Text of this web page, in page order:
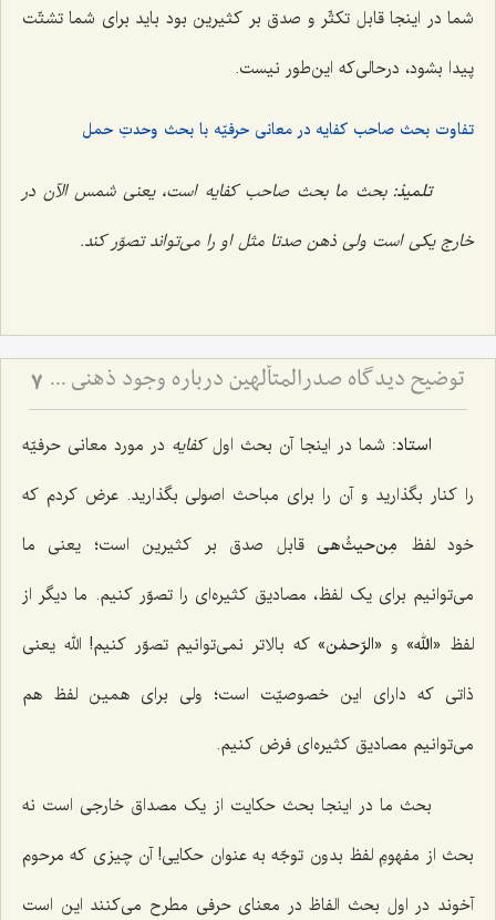
شما در اینجا قابل تکثّر و صدق بر کثیرین بود باید برای شما تشتّت
پیدا بشود، درحالی‌که این‌طور نیست.
تفاوت بحث صاحب کفایه در معانی حرفیّه با بحث وحدتِ حمل
تلمیذ:بحث ما بحث صاحبکفایه است، یعنی شمس الآن در
خارج یکی است ولی ذهن صدتا مثل او را می‌تواند تصوّر کند.
توضیح دیدگاه صدرالمتألهین درباره وجود ذهنی - نسبت حمل اولی ذاتی و حمل شایع در حل اشکال جزئی و کلی 7
استاد: شما در اینجا آن بحث اولکفایه در مورد معانی حرفیّه
را کنار بگذارید و آن را برای مباحث اصولی بگذارید. عرض کردم که
خود لفظ مِن‌حیثُ‌هی قابل صدق بر کثیرین است؛ یعنی ما
می‌توانیم برای یک لفظ، مصادیق کثیره‌ای را تصوّر کنیم. ما دیگر از
لفظ «الله»و «الرّحمٰن»که بالاتر نمی‌توانیم تصوّر کنیم! الله یعنی
ذاتی که دارای این خصوصیّت است؛ ولی برای همین لفظ هم
می‌توانیم مصادیق کثیره‌ای فرض کنیم.
بحث ما در اینجا بحث حکایت از یک مصداق خارجی است نه
بحث از مفهومِ لفظ بدون توجّه به عنوان حکایی! آن چیزی که مرحوم
آخوند در اول بحث الفاظ در معنای حرفی مطرح می‌کنند این است